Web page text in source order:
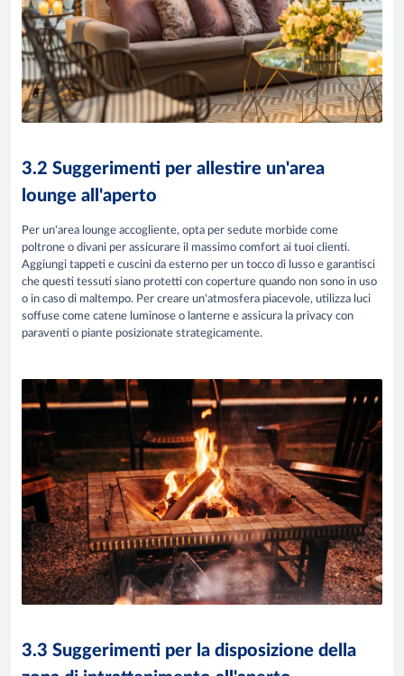
3.2 Suggerimenti per allestire un'area
lounge all'aperto
Per un'area lounge accogliente, opta per sedute morbide come
poltrone o divani per assicurare il massimo comfort ai tuoi clienti.
Aggiungi tappeti e cuscini da esterno per un tocco di lusso e garantisci
che questi tessuti siano protetti con coperture quando non sono in uso
o in caso di maltempo. Per creare un'atmosfera piacevole, utilizza luci
soffuse come catene luminose o lanterne e assicura la privacy con
paraventi o piante posizionate strategicamente.
3.3 Suggerimenti per la disposizione della